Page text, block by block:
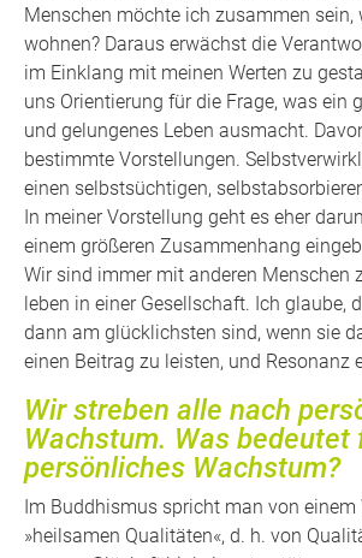
Menschen möchte ich zusammen sein,
wohnen? Daraus erwächst die
im Einklang mit meinen Werten zu
uns Orientierung für die Frage, was ein
und gelungenes Leben ausmacht.
bestimmte Vorstellungen.
einen selbstsüchtigen,
In meiner Vorstellung geht es eher
einem größeren Zusammenhang
Wir sind immer mit anderen Menschen
leben in einer Gesellschaft. Ich glaube,
dann am glücklichsten sind, wenn sie
einen Beitrag zu leisten, und Resonanz
Wir streben alle nach
Wachstum. Was bedeutet
persönliches Wachstum?
Im Buddhismus spricht man von einem
»heilsamen Qualitäten«, d. h. von